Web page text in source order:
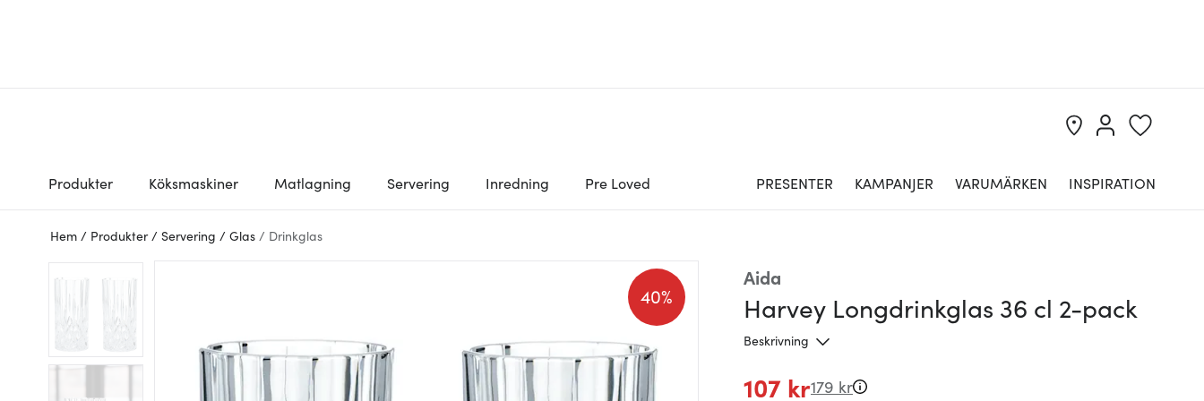
Produkter Köksmaskiner Matlagning Servering Inredning Pre Loved PRESENTER KAMPANJER VARUMÄRKEN INSPIRATION
Hem / Produkter / Servering / Glas / Drinkglas
Aida
Harvey Longdrinkglas 36 cl 2-pack
Beskrivning
40%
107 kr179 kr